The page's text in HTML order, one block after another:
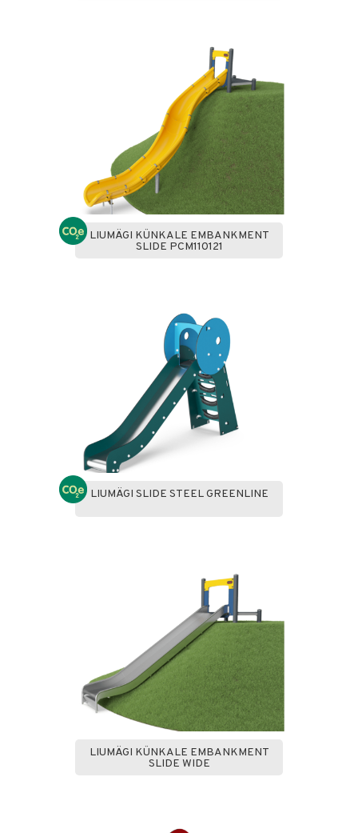
LIUMÄGI KÜNKALE EMBANKMENT
SLIDE PCM110121
LIUMÄGI SLIDE STEEL GREENLINE
LIUMÄGI KÜNKALE EMBANKMENT
SLIDE WIDE